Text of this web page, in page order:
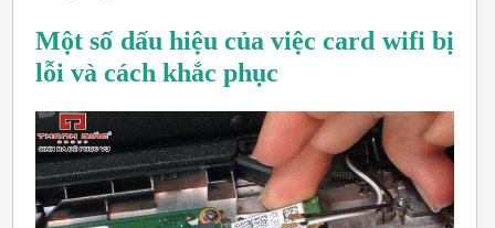
Một số dấu hiệu của việc card wifi bị
lỗi và cách khắc phục